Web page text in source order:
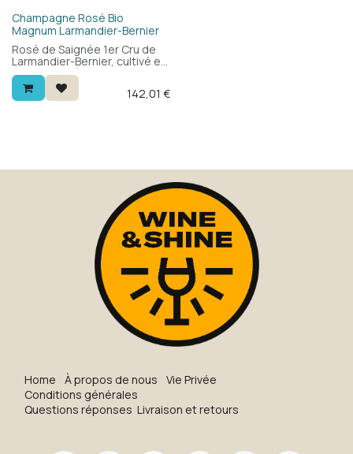
Bio
Champagne Rosé Bio
Magnum Larmandier-Bernier
Rosé de Saignée 1er Cru de
Larmandier-Bernier, cultivé en
biodynamie à Vertus. 90%
pinot noir, 10% pinot gris —
obtenu par macération, une
142,01 €
H​o​me À propos de nous
Vie Privée
Conditions générales
Questions réponses Livraison et retours